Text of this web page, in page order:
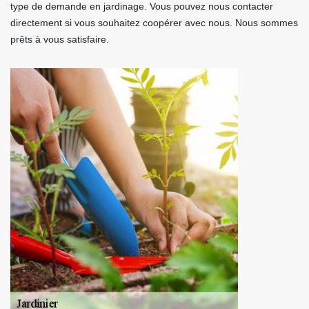
type de demande en jardinage. Vous pouvez nous contacter
directement si vous souhaitez coopérer avec nous. Nous sommes
prêts à vous satisfaire.